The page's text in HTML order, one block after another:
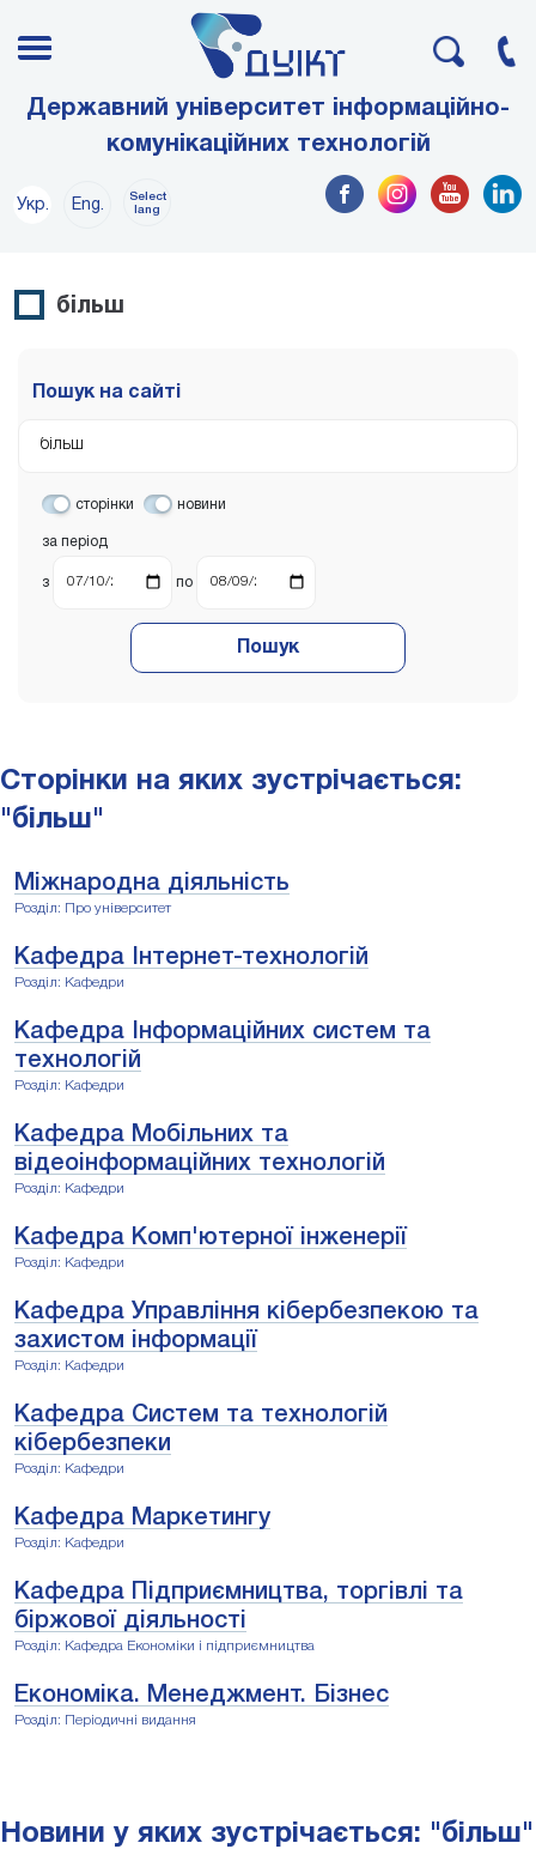
Державний університет інформаційно-
комунікаційних технологій
Укр. Eng.
Select
lang
більш
Пошук на сайті
сторінки новини
за період
з по
Пошук
Сторінки на яких зустрічається:
"більш"
Міжнародна діяльність
Розділ: Про університет
Кафедра Інтернет-технологій
Розділ: Кафедри
Кафедра Інформаційних систем та
технологій
Розділ: Кафедри
Кафедра Мобільних та
відеоінформаційних технологій
Розділ: Кафедри
Кафедра Комп'ютерної інженерії
Розділ: Кафедри
Кафедра Управління кібербезпекою та
захистом інформації
Розділ: Кафедри
Кафедра Систем та технологій
кібербезпеки
Розділ: Кафедри
Кафедра Маркетингу
Розділ: Кафедри
Кафедра Підприємництва, торгівлі та
біржової діяльності
Розділ: Кафедра Економіки і підприємництва
Економіка. Менеджмент. Бізнес
Розділ: Періодичні видання
Новини у яких зустрічається: "більш"